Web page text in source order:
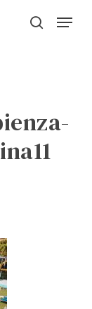
search
Menu